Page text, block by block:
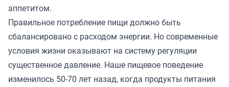
аппетитом.
Правильное потребление пищи должно быть
сбалансировано с расходом энергии. Но современные
условия жизни оказывают на систему регуляции
существенное давление. Наше пищевое поведение
изменилось 50-70 лет назад, когда продукты питания